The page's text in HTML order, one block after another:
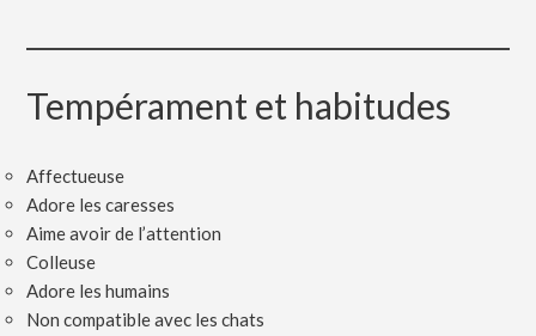
Tempérament et habitudes
Affectueuse
Adore les caresses
Aime avoir de l’attention
Colleuse
Adore les humains
Non compatible avec les chats